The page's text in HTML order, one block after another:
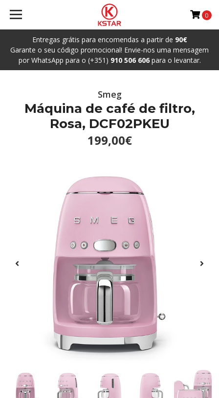
Entregas grátis para encomendas a partir de 90€
Garante o seu código promocional! Envie-nos uma mensagem
por WhatsApp para o (+351) 910 506 606para o levantar.
0
Smeg
Máquina de café de filtro,
Rosa, DCF02PKEU
199,00€